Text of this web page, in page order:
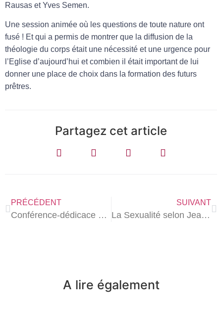
Rausas et Yves Semen.
Une session animée où les questions de toute nature ont
fusé ! Et qui a permis de montrer que la diffusion de la
théologie du corps était une nécessité et une urgence pour
l’Eglise d’aujourd’hui et combien il était important de lui
donner une place de choix dans la formation des futurs
prêtres.
Partagez cet article
PRÉCÉDENT
Conférence-dédicace du dernier livre d’Yves Semen
SUIVANT
La Sexualité selon Jean-Paul II enfin en livre de poche !
A lire également